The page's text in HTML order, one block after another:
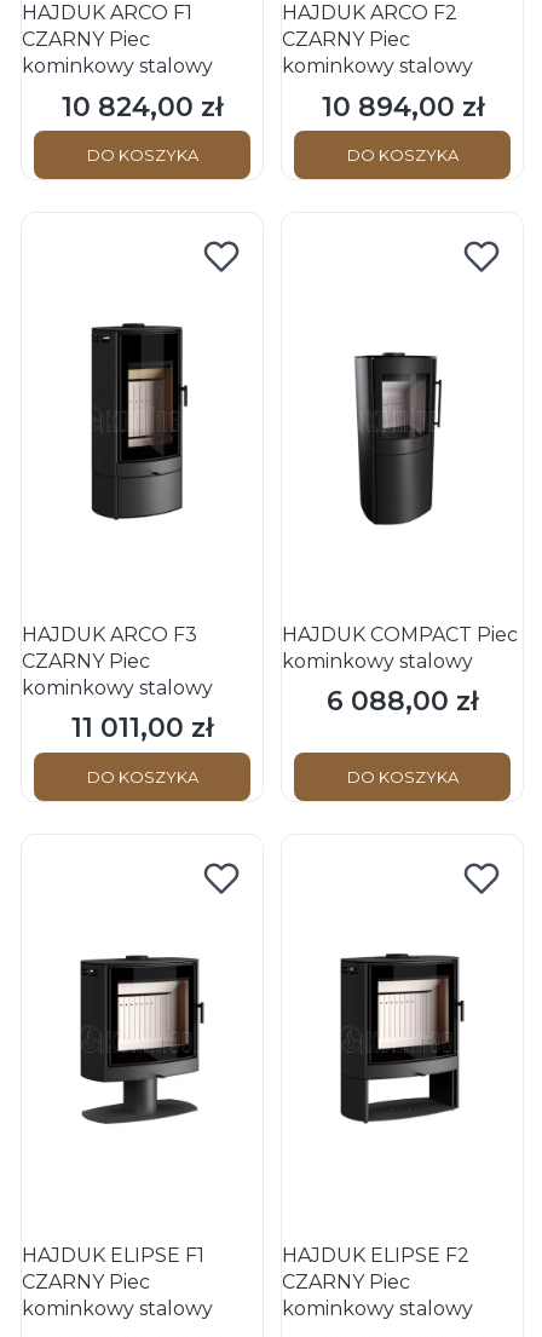
HAJDUK ARCO F1
CZARNY Piec
kominkowy stalowy
Cena
10 824,00 zł
DO KOSZYKA
HAJDUK ARCO F2
CZARNY Piec
kominkowy stalowy
Cena
10 894,00 zł
DO KOSZYKA
HAJDUK ARCO F3
CZARNY Piec
kominkowy stalowy
Cena
11 011,00 zł
DO KOSZYKA
HAJDUK COMPACT Piec
kominkowy stalowy
Cena
6 088,00 zł
DO KOSZYKA
HAJDUK ELIPSE F1
CZARNY Piec
kominkowy stalowy
HAJDUK ELIPSE F2
CZARNY Piec
kominkowy stalowy